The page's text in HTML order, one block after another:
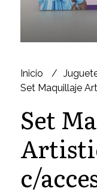
Inicio
Set Maquillaje
Set
c/